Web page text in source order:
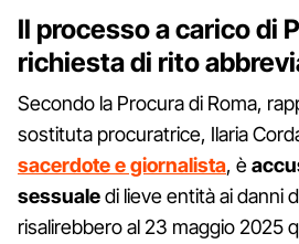
Il processo a carico di
richiesta di rito
Secondo la Procura di Roma,
sostituta procuratrice, Ilaria
sacerdote e giornalista, è
sessualedi lieve entità ai danni
risalirebbero al 23 maggio 2025